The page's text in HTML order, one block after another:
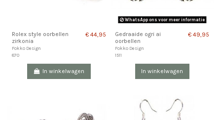
Rolex style oorbellen
zirkonia
Fokko Design
870
€ 44,95
In winkelwagen
WhatsApp ons voor meer informatie
Gedraaide ogri ai
oorbellen
Fokko Design
1511
€ 49,95
In winkelwagen